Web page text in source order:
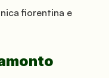
fiorentina e